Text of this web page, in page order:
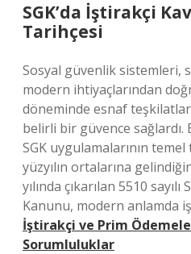
SGK’da İştirakçi
Tarihçesi
Sosyal güvenlik sistemleri,
modern ihtiyaçlarından
döneminde esnaf
belirli bir güvence
SGK uygulamalarının
yüzyılın ortalarına
yılında çıkarılan 5510
Kanunu, modern anlamda
İştirakçi ve Prim
Sorumluluklar